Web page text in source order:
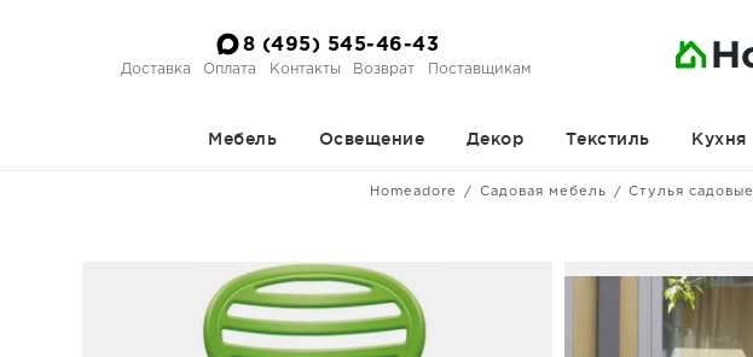
8 (495) 545-46-43
Доставка Оплата Контакты Возврат Поставщикам
Мебель Освещение Декор Текстиль Кухня
Homeadore Садовая мебель Стулья садовые